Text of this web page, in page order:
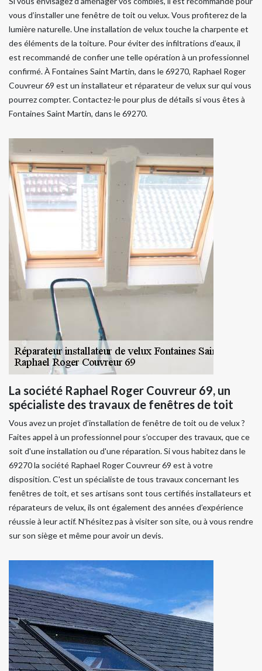
vous d’installer une fenêtre de toit ou velux. Vous profiterez de la
lumière naturelle. Une installation de velux touche la charpente et
des éléments de la toiture. Pour éviter des infiltrations d’eaux, il
est recommandé de confier une telle opération à un professionnel
confirmé. À Fontaines Saint Martin, dans le 69270, Raphael Roger
Couvreur 69 est un installateur et réparateur de velux sur qui vous
pourrez compter. Contactez-le pour plus de détails si vous êtes à
Fontaines Saint Martin, dans le 69270.
La société Raphael Roger Couvreur 69, un
spécialiste des travaux de fenêtres de toit
Vous avez un projet d’installation de fenêtre de toit ou de velux ?
Faites appel à un professionnel pour s’occuper des travaux, que ce
soit d'une installation ou d'une réparation. Si vous habitez dans le
69270 la société Raphael Roger Couvreur 69 est à votre
disposition. C'est un spécialiste de tous travaux concernant les
fenêtres de toit, et ses artisans sont tous certifiés installateurs et
réparateurs de velux, ils ont également des années d’expérience
réussie à leur actif. N’hésitez pas à visiter son site, ou à vous rendre
sur son siège et même pour avoir un devis.